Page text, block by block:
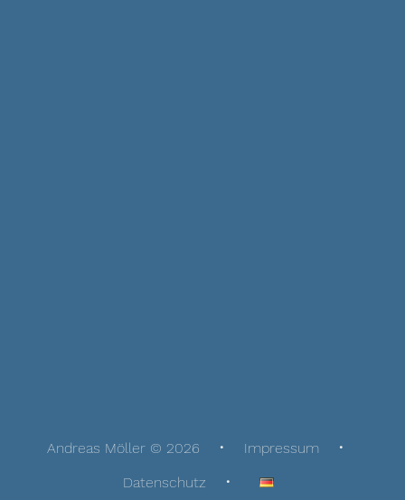
Andreas Möller © 2026
Impressum
Datenschutz